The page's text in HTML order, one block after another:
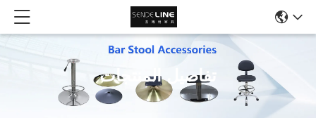
تفاصيل المنتجات